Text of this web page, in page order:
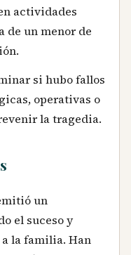
actividades
de un menor de
si hubo fallos
operativas o
la tragedia.
un
el suceso y
la familia. Han